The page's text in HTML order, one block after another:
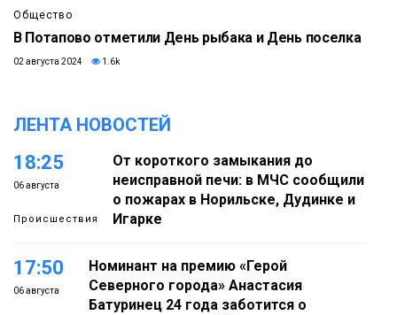
Общество
В Потапово отметили День рыбака и День поселка
02 августа 2024 1.6k
ЛЕНТА НОВОСТЕЙ
18:25
06 августа
Происшествия
От короткого замыкания до
неисправной печи: в МЧС сообщили
о пожарах в Норильске, Дудинке и
Игарке
17:50
06 августа
Номинант на премию «Герой
Северного города» Анастасия
Батуринец 24 года заботится о